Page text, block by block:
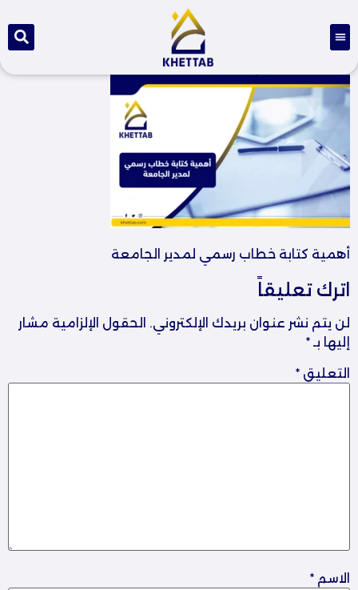
أهمية كتابة خطاب رسمي لمدير الجامعة
اترك تعليقاً
لن يتم نشر عنوان بريدك الإلكتروني. الحقول الإلزامية مشار
إليها بـ *
التعليق *
الاسم *